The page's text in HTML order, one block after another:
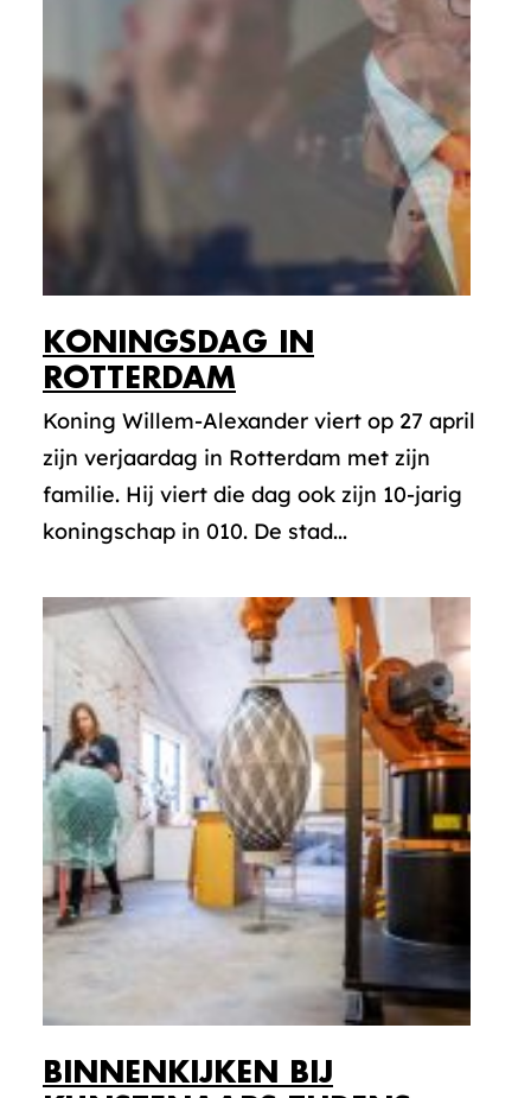
KONINGSDAG IN
ROTTERDAM
Koning Willem-Alexander viert op 27 april
zijn verjaardag in Rotterdam met zijn
familie. Hij viert die dag ook zijn 10-jarig
koningschap in 010. De stad...
BINNENKIJKEN BIJ